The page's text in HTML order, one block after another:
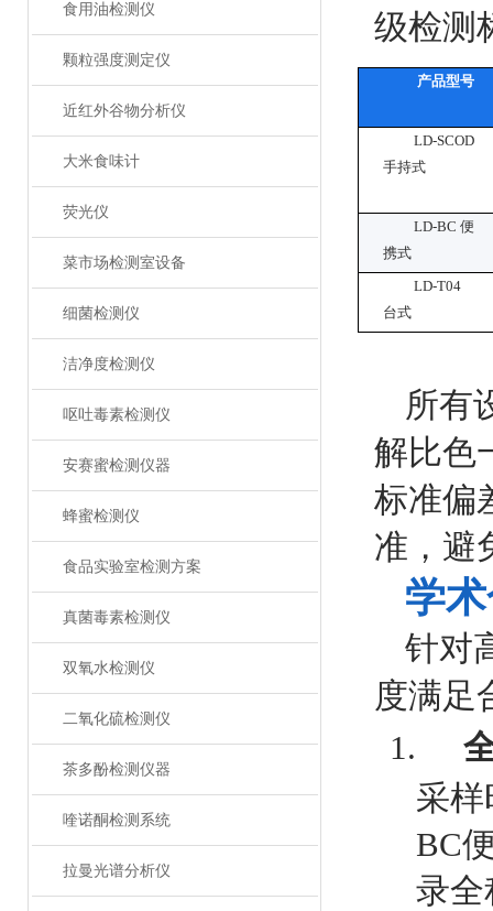
食用油检测仪
颗粒强度测定仪
近红外谷物分析仪
大米食味计
荧光仪
菜市场检测室设备
细菌检测仪
洁净度检测仪
呕吐毒素检测仪
安赛蜜检测仪器
蜂蜜检测仪
食品实验室检测方案
真菌毒素检测仪
双氧水检测仪
二氧化硫检测仪
茶多酚检测仪器
喹诺酮检测系统
拉曼光谱分析仪
级检测
产品型号
LD-SCOD
手持式
LD-BC 便
携式
LD-T04
台式
所有
解比色
标准偏
准，避
学
针对
度满足
1.
采
BC
录全